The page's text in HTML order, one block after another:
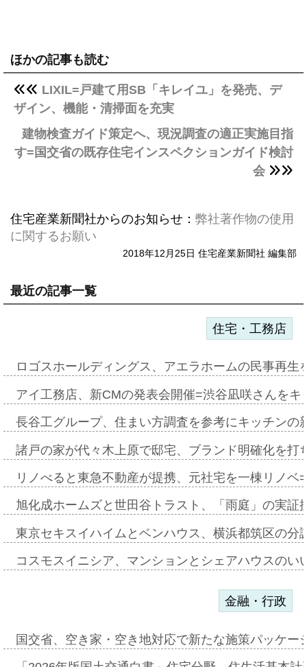
ほかの記事も読む
LIXIL=戸建て用SB「キレイユ」を発売、デ
ザイン、機能・清掃面を充実
建物検査ガイド策定へ、現況調査の適正実施目指
す=国交省の既存住宅インスペクションガイド検討
会
住宅産業新聞社からのお知らせ： 弊社著作物の使用
に関するお願い
2018年12月25日 住宅産業新聞社 編集部
最近の記事一覧
住宅・工務店
ロゴスホールディングス、アエラホームの民事再
アイ工務店、新CMの発表会開催=渋谷凪咲さんを
長谷工グループ、住まい方調査を参考にキッチン
諸戸の家が代々木上原で邸宅、ブランド明確化を
リノべると東急不動産が提携、元社宅を一棟リノ
旭化成ホームズと世田谷トラスト、「雨庭」の実
東京セキスイハイムとベンハウス、横浜都筑区の
コスモスイニシア、マンションとシェアハウスの
金融・行政
国交省、空き家・空き地対応で新たな施策パッケ